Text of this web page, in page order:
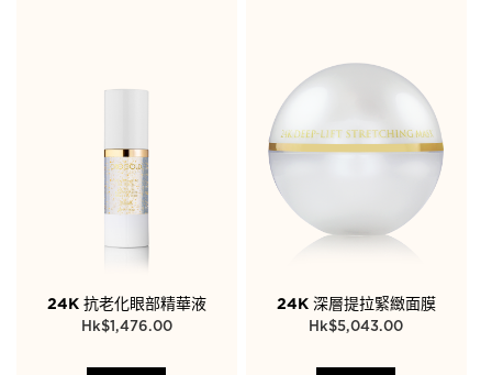
24K 抗老化眼部精華液
$1,476.00
24K 深層提拉緊緻面膜
$5,043.00